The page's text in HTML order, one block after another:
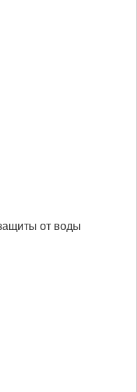
от воды